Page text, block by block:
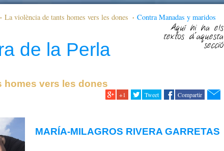
La violència de tants homes vers les dones
Contra Manadas y maridos
Aquí hi ha els
textos d'aquesta
secció
de la Perla
homes vers les dones
+1 Tweet Compartir
MARÍA-MILAGROS RIVERA GARRETAS